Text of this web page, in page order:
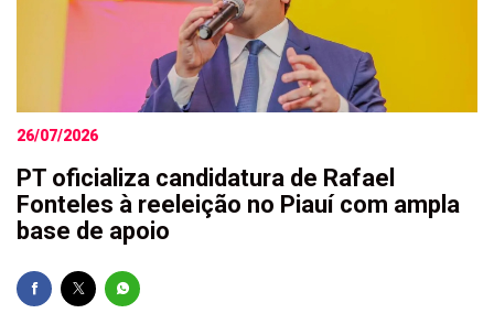
26/07/2026
PT oficializa candidatura de Rafael
Fonteles à reeleição no Piauí com ampla
base de apoio